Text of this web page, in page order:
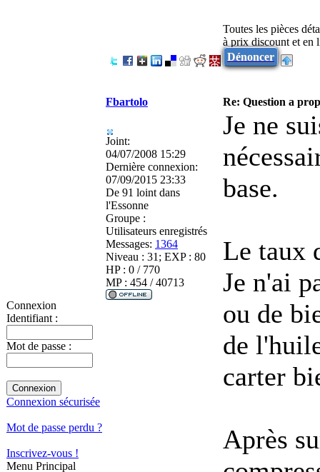
Connexion
Identifiant :
Mot de passe :
Connexion sécurisée
Mot de passe perdu ?
Inscrivez-vous !
Menu Principal
Toutes les pièces
à prix discount et
Dénoncer
Fbartolo Re: Question a
Joint:
04/07/2008 15:29
Dernière connexion:
07/09/2015 23:33
De 91 loint dans
l'Essonne
Groupe :
Utilisateurs enregistrés
Messages: 1364
Niveau : 31; EXP : 80
HP : 0 / 770
MP : 454 / 40713
Je ne
base.
Le taux
Je n'ai
ou de
de
carter
Après